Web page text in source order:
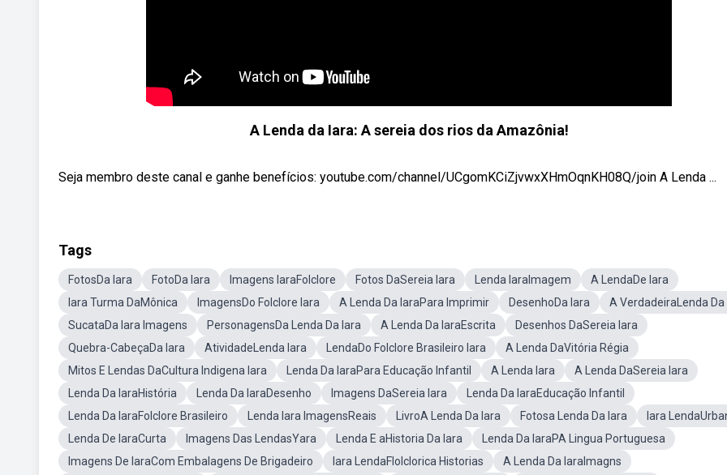
A Lenda da Iara: A sereia dos rios da Amazônia!
Seja membro deste canal e ganhe benefícios: youtube.com/channel/UCgomKCiZjvwxXHmOqnKH08Q/join A Lenda ...
Tags
FotosDa Iara FotoDa Iara Imagens IaraFolclore Fotos DaSereia Iara Lenda IaraImagem
A LendaDe Iara
Iara Turma DaMônica
ImagensDo Folclore Iara A Lenda Da IaraPara Imprimir DesenhoDa Iara
A VerdadeiraLenda Da
SucataDa Iara Imagens
PersonagensDa Lenda Da Iara A Lenda Da IaraEscrita
Desenhos DaSereia Iara
Quebra-CabeçaDa Iara
AtividadeLenda Iara LendaDo Folclore Brasileiro Iara
A Lenda DaVitória Régia
Mitos E Lendas DaCultura Indigena Iara
Lenda Da IaraPara Educação Infantil A Lenda Iara
A Lenda DaSereia Iara
Lenda Da IaraHistória
Lenda Da IaraDesenho Imagens DaSereia Iara
Lenda Da IaraEducação Infantil
Lenda Da IaraFolclore Brasileiro
Lenda Iara ImagensReais LivroA Lenda Da Iara Fotosa Lenda Da Iara
Iara
Lenda De IaraCurta
Imagens Das LendasYara Lenda E aHistoria Da Iara
Lenda Da IaraPA Lingua Portuguesa
Imagens De IaraCom Embalagens De Brigadeiro
Iara LendaFlolclorica Historias
A Lenda Da IaraImagns